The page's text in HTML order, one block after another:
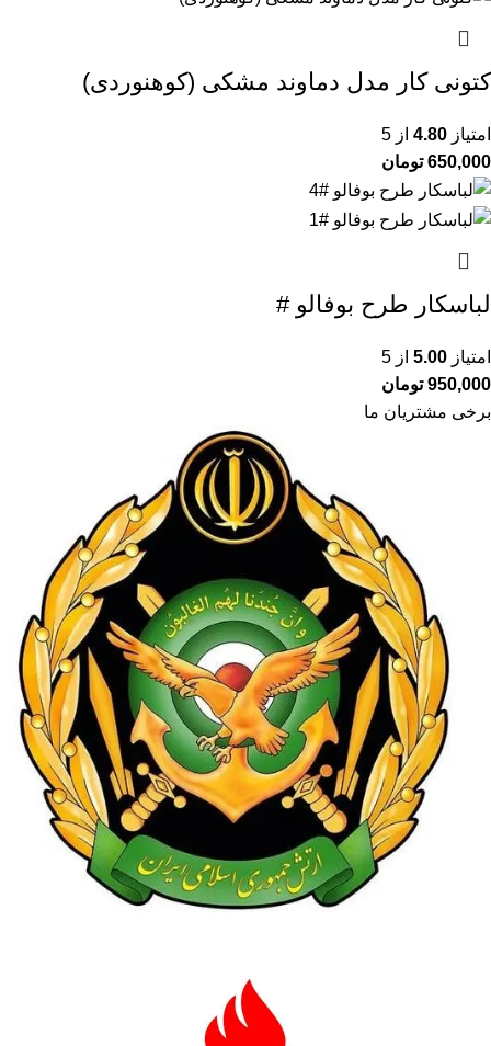
کتونی کار مدل دماوند مشکی (کوهنوردی)
امتیاز 4.80 از 5
650,000 تومان
لباسکار طرح بوفالو #
امتیاز 5.00 از 5
950,000 تومان
برخی مشتریان ما